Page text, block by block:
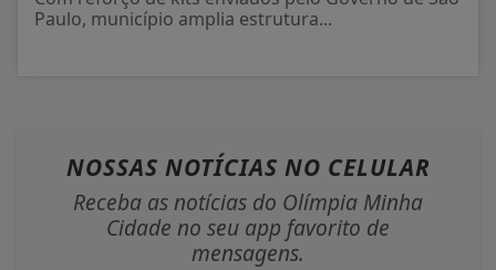
Paulo, município amplia estrutura...
NOSSAS NOTÍCIAS NO CELULAR
Receba as notícias do Olímpia Minha
Cidade no seu app favorito de
mensagens.